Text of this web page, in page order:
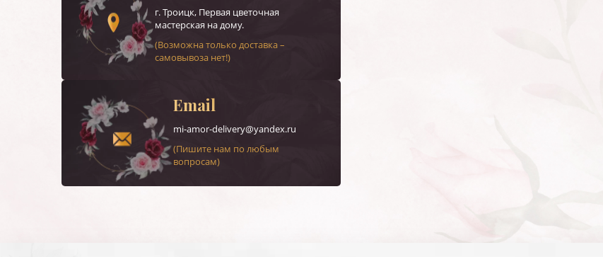
г.Троицк, Первая цветочная
мастерская на дому.
(Возможна только доставка –
самовывоза нет!)
Email
mi-amor-delivery@yandex.ru
(Пишите нам по любым
вопросам)